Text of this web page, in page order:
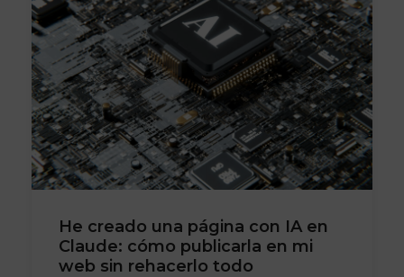
He creado una página con IA en
Claude: cómo publicarla en mi
web sin rehacerlo todo